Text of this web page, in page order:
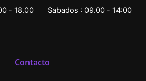
- 18.00 Sabados : 09.00 - 14:00
Contacto